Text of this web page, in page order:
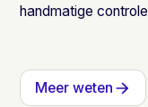
handmatige
Meer weten